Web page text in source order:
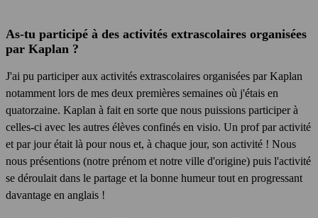
As-tu participé à des activités extrascolaires organisées
par Kaplan ?
J'ai pu participer aux activités extrascolaires organisées par Kaplan
notamment lors de mes deux premières semaines où j'étais en
quatorzaine. Kaplan à fait en sorte que nous puissions participer à
celles-ci avec les autres élèves confinés en visio. Un prof par activité
et par jour était là pour nous et, à chaque jour, son activité ! Nous
nous présentions (notre prénom et notre ville d'origine) puis l'activité
se déroulait dans le partage et la bonne humeur tout en progressant
davantage en anglais !